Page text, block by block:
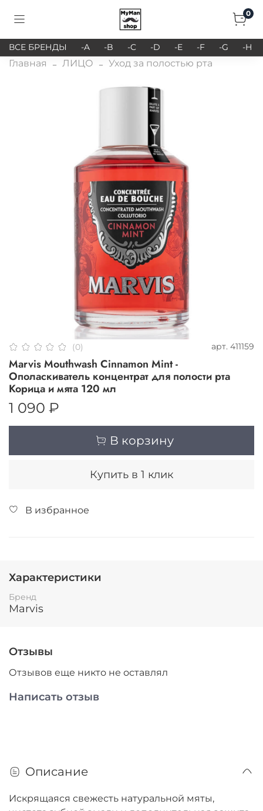
0
ВСЕ БРЕНДЫ -A -B -C -D -E -F -G -H
Главная ЛИЦО Уход за полостью рта
(0) арт. 411159
Marvis Mouthwash Cinnamon Mint -
Ополаскиватель концентрат для полости рта
Корица и мята 120 мл
1 090 ₽
В корзину
Купить в 1 клик
В избранное
Характеристики
Бренд
Marvis
Отзывы
Отзывов еще никто не оставлял
Написать отзыв
Описание
Искрящаяся свежесть натуральной мяты,